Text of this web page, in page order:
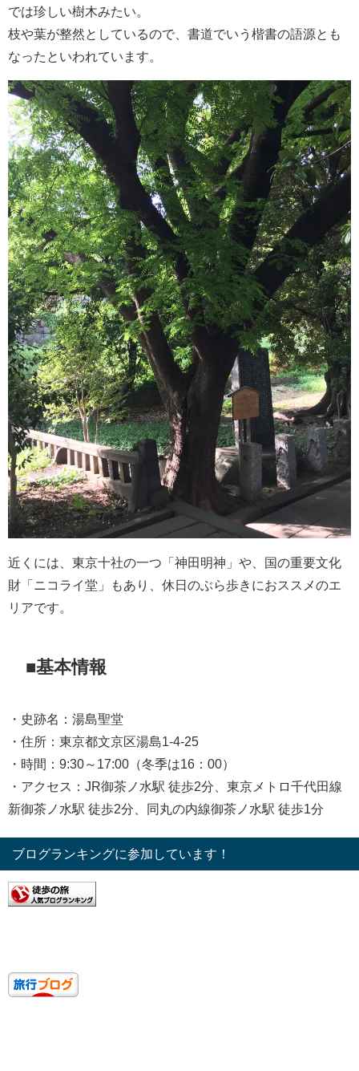
では珍しい樹木みたい。
枝や葉が整然としているので、書道でいう楷書の語源とも
なったといわれています。
近くには、東京十社の一つ「神田明神」や、国の重要文化
財「ニコライ堂」もあり、休日のぶら歩きにおススメのエ
リアです。
■基本情報
・史跡名：湯島聖堂
・住所：東京都文京区湯島1-4-25
・時間：9:30～17:00（冬季は16：00）
・アクセス：JR御茶ノ水駅 徒歩2分、東京メトロ千代田線
新御茶ノ水駅 徒歩2分、同丸の内線御茶ノ水駅 徒歩1分
ブログランキングに参加しています！